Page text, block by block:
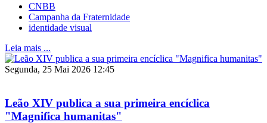
CNBB
Campanha da Fraternidade
identidade visual
Leia mais ...
Segunda, 25 Mai 2026 12:45
Leão XIV publica a sua primeira encíclica
"Magnifica humanitas"